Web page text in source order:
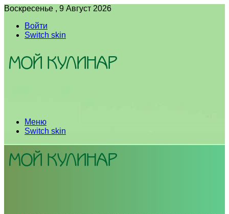
Воскресенье , 9 Август 2026
Войти
Switch skin
Меню
Switch skin